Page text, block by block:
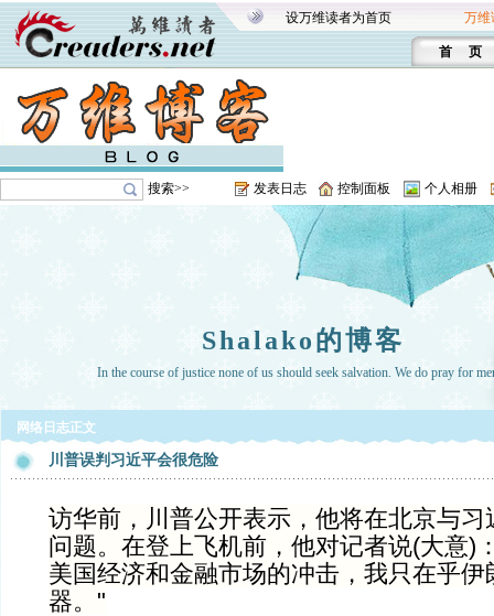
设万维读者为首页 万维
首 页
搜索>> 发表日志 控制面板 个人相册
Shalako的博客
In the course of justice none of us should seek salvation. We do pray for
网络日志正文
川普误判习近平会很危险
访华前，川普公开表示，他将在北京与
问题。在登上飞机前，他对记者说(大意)
美国经济和金融市场的冲击，我只在乎
器。"